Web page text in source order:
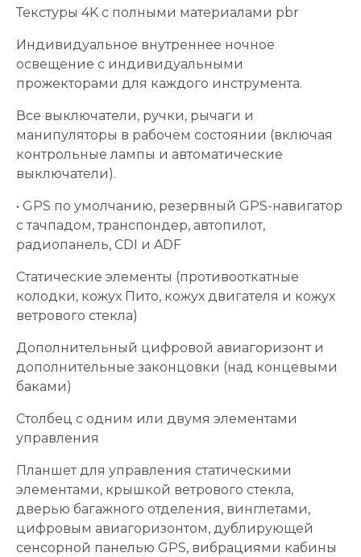
Текстуры 4K с полными материалами pbr
Индивидуальное внутреннее ночное
освещение с индивидуальными
прожекторами для каждого инструмента.
Все выключатели, ручки, рычаги и
манипуляторы в рабочем состоянии (включая
контрольные лампы и автоматические
выключатели).
• GPS по умолчанию, резервный GPS-навигатор
с тачпадом, транспондер, автопилот,
радиопанель, CDI и ADF
Статические элементы (противооткатные
колодки, кожух Пито, кожух двигателя и кожух
ветрового стекла)
Дополнительный цифровой авиагоризонт и
дополнительные законцовки (над концевыми
баками)
Столбец с одним или двумя элементами
управления
Планшет для управления статическими
элементами, крышкой ветрового стекла,
дверью багажного отделения, винглетами,
цифровым авиагоризонтом, дублирующей
сенсорной панелью GPS, вибрациями кабины